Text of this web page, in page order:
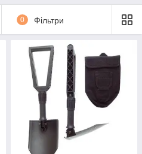
0 Фільтри